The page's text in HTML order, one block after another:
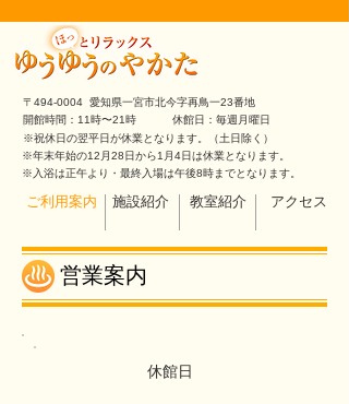
〒494-0004 愛知県一宮市北今字再鳥一23番地
開館時間：11時〜21時
休館日：毎週月曜日
※祝休日の翌平日が休業となります。（土日除く）
※年末年始の12月28日から1月4日は休業となります。
※入浴は正午より・最終入場は午後8時までとなります。
施設紹介
ご利用案内 教室紹介 アクセス
営業案内
休館日